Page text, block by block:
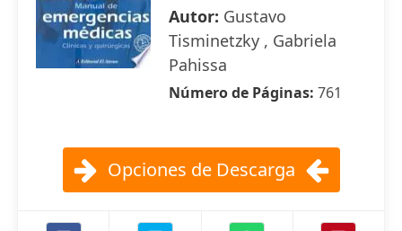
Autor: Gustavo
Tisminetzky , Gabriela
Pahissa
Número de Páginas: 761
Opciones de Descarga